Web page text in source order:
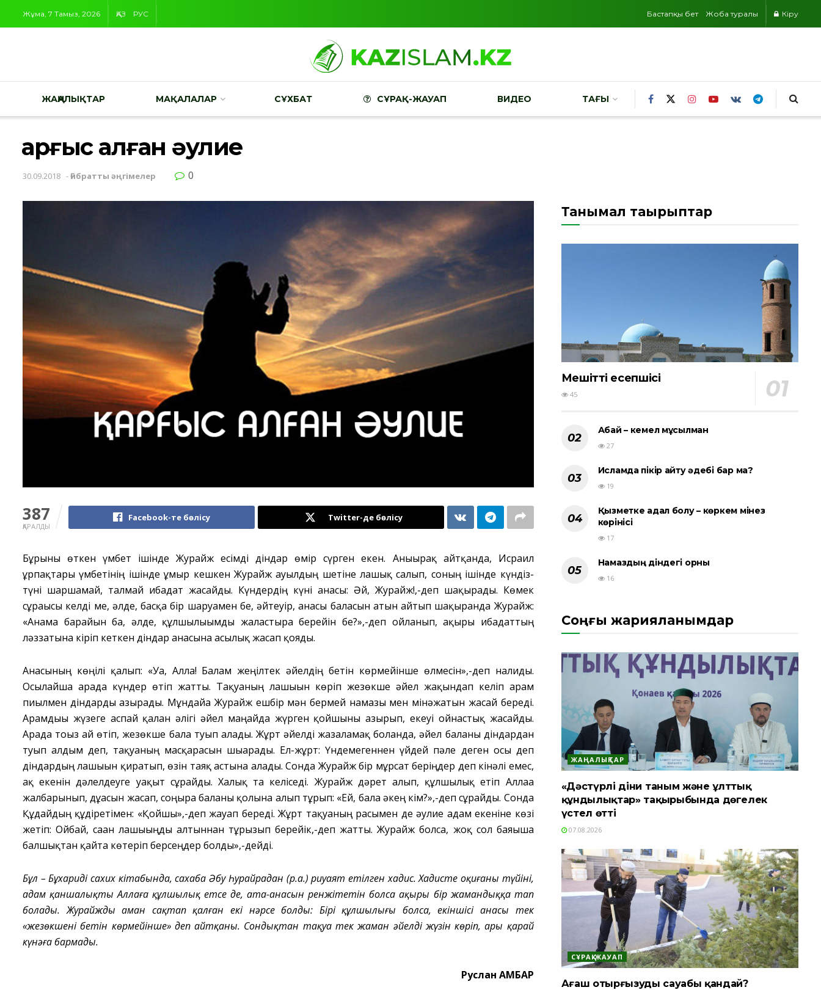
Жұма, 7 Тамыз, 2026 ҚАЗ РУС Бастапқы бет Жоба туралы Кіру
ЖАҢАЛЫҚТАР МАҚАЛАЛАР СҰХБАТ СҰРАҚ-ЖАУАП ВИДЕО ТАҒЫ
Қарғыс алған әулие
30.09.2018 -Ғибратты әңгімелер 0
387
ҚАРАЛДЫ
Facebook-те бөлісу Twitter-де бөлісу
Бұрынғы өткен үмбет ішінде Журайж есімді діндар өмір сүрген екен. Анығырақ айтқанда, Исраил
ұрпақтары үмбетінің ішінде ғұмыр кешкен Журайж ауылдың шетіне лашық салып, соның ішінде күндіз-
түні шаршамай, талмай ғибадат жасайды. Күндердің күні анасы: Әй, Журайж!,-деп шақырады. Көмек
сұрағысы келді ме, әлде, басқа бір шаруамен бе, әйтеуір, анасы баласын атын айтып шақырғанда Журайж:
«Анама барайын ба, әлде, құлшылығымды жалғастыра берейін бе?»,-деп ойланып, ақыры ғибадаттың
ләззатына кіріп кеткен діндар анасына асылық жасап қояды.
Анасының көңілі қалып: «Уа, Алла! Балам жеңілтек әйелдің бетін көрмейінше өлмесін»,-деп налиды.
Осылайша арада күндер өтіп жатты. Тақуаның лашығын көріп жезөкше әйел жақындап келіп арам
пиғылмен діндарды азғырады. Мұндайға Журайж ешбір мән бермей намазы мен мінәжатын жасай береді.
Арамдығы жүзеге аспай қалған әлігі әйел маңайда жүрген қойшыны азғырып, екеуі ойнастық жасайды.
Арада тоғыз ай өтіп, жезөкше бала туып алады. Жұрт әйелді жазаламақ болғанда, әйел баланы діндардан
туып алдым деп, тақуаның масқарасын шығарады. Ел-жұрт: Үндемегеннен үйдей пәле деген осы деп
діндардың лашығын қиратып, өзін таяқ астына алады. Сонда Журайж бір мұрсат беріңдер деп кінәлі емес,
ақ екенін дәлелдеуге уақыт сұрайды. Халық та келіседі. Журайж дәрет алып, құлшылық етіп Аллаға
жалбарынып, дұғасын жасап, соңыра баланы қолына алып тұрып: «Ей, бала әкең кім?»,-деп сұрайды. Сонда
Құдайдың құдіретімен: «Қойшы»,-деп жауап береді. Жұрт тақуаның расымен де әулие адам екеніне көзі
жетіп: Ойбай, саған лашығыңды алтыннан тұрғызып берейік,-деп жатты. Журайж болса, жоқ сол баяғыша
балшықтан қайта көтеріп берсеңдер болды»,-дейді.
Бұл –Бұхаридің сахих кітабында, сахаба Әбу Һурайрадан (р.а.) риуаят етілген хадис. Хадисте оқиғаның түйіні,
адам қаншалықты Аллаға құлшылық етсе де, ата-анасын ренжітетін болса ақыры бір жамандыққа тап
болады. Журайжды аман сақтап қалған екі нәрсе болды: Бірі құлшылығы болса, екіншісі анасы тек
«жезөкшенің бетін көрмейінше» деп айтқаны. Сондықтан тақуа тек жаман әйелдің жүзін көріп, ары қарай
күнәға бармады.
Руслан ҚАМБАР
Танымал тақырыптар
Мешіттің есепшісі
45
Абай – кемел мұсылман
27
Исламда пікір айту әдебі бар ма?
19
Қызметке адал болу – көркем мінез
көрінісі
17
Намаздың діндегі орны
16
Соңғы жарияланымдар
ЖАҢАЛЫҚТАР
«Дәстүрлі діни таным және ұлттық
құндылықтар» тақырыбында дөңгелек
үстел өтті
07.08.2026
СҰРАҚ-ЖАУАП
Ағаш отырғызудың сауабы қандай?